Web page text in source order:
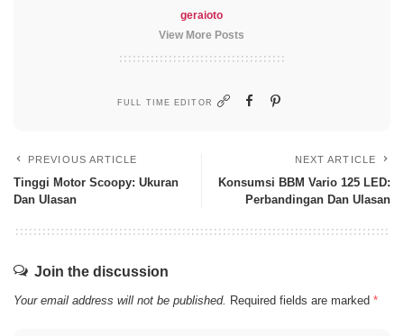
geraioto
View More Posts
FULL TIME EDITOR
PREVIOUS ARTICLE
Tinggi Motor Scoopy: Ukuran
Dan Ulasan
NEXT ARTICLE
Konsumsi BBM Vario 125 LED:
Perbandingan Dan Ulasan
Join the discussion
Your email address will not be published. Required fields are marked *